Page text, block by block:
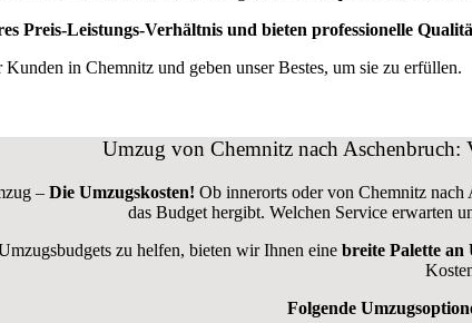
Preis-Leistungs-Verhältnis und bieten professionelle
in Chemnitz und geben unser Bestes, um sie zu erfüllen.
Umzug von Chemnitz nach Aschenbruch:
– Die Umzugskosten! Ob innerorts oder von Chemnitz
das Budget hergibt. Welchen Service erwarten
zu helfen, bieten wir Ihnen eine breite Palette an
Folgende